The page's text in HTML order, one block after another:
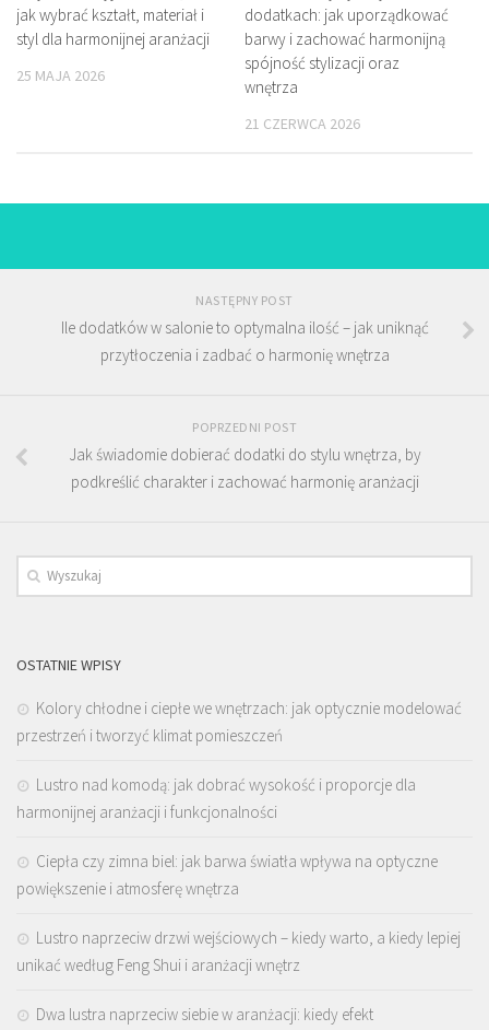
jak wybrać kształt, materiał i
styl dla harmonijnej aranżacji
25 MAJA 2026
dodatkach: jak uporządkować
barwy i zachować harmonijną
spójność stylizacji oraz
wnętrza
21 CZERWCA 2026
NASTĘPNY POST
Ile dodatków w salonie to optymalna ilość – jak uniknąć
przytłoczenia i zadbać o harmonię wnętrza
POPRZEDNI POST
Jak świadomie dobierać dodatki do stylu wnętrza, by
podkreślić charakter i zachować harmonię aranżacji
OSTATNIE WPISY
Kolory chłodne i ciepłe we wnętrzach: jak optycznie modelować
przestrzeń i tworzyć klimat pomieszczeń
Lustro nad komodą: jak dobrać wysokość i proporcje dla
harmonijnej aranżacji i funkcjonalności
Ciepła czy zimna biel: jak barwa światła wpływa na optyczne
powiększenie i atmosferę wnętrza
Lustro naprzeciw drzwi wejściowych – kiedy warto, a kiedy lepiej
unikać według Feng Shui i aranżacji wnętrz
Dwa lustra naprzeciw siebie w aranżacji: kiedy efekt